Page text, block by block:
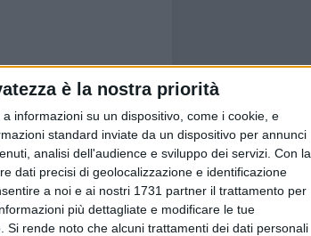
è la nostra priorità
informazioni su un dispositivo, come i cookie, e
standard inviate da un dispositivo per annunci
analisi dell'audience e sviluppo dei servizi. Con la
dati precisi di geolocalizzazione e identificazione
a noi e ai nostri 1731 partner il trattamento per
più dettagliate e modificare le tue
Si rende noto che alcuni trattamenti dei dati personali